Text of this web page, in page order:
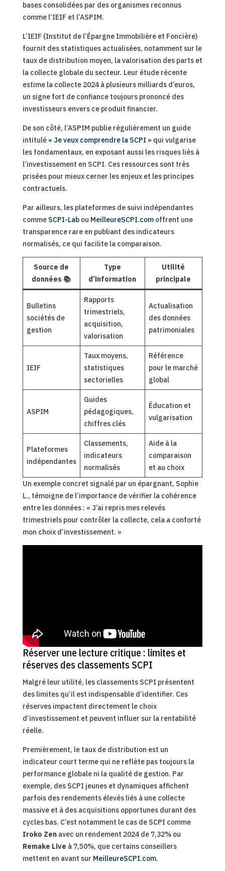
bases consolidées par des organismes reconnus
comme l’IEIF et l’ASPIM.
L’IEIF (Institut de l’Épargne Immobilière et Foncière)
fournit des statistiques actualisées, notamment sur le
taux de distribution moyen, la valorisation des parts et
la collecte globale du secteur. Leur étude récente
estime la collecte 2024 à plusieurs milliards d’euros,
un signe fort de confiance toujours prononcé des
investisseurs envers ce produit financier.
De son côté, l’ASPIM publie régulièrement un guide
intitulé « Je veux comprendre la SCPI » qui vulgarise
les fondamentaux, en exposant aussi les risques liés à
l’investissement en SCPI. Ces ressources sont très
prisées pour mieux cerner les enjeux et les principes
contractuels.
Par ailleurs, les plateformes de suivi indépendantes
comme SCPI-Labou MeilleureSCPI.comoffrent une
transparence rare en publiant des indicateurs
normalisés, ce qui facilite la comparaison.
Source de
données 📚
Type
d’information
Utilité
principale
Bulletins
sociétés de
gestion
Rapports
trimestriels,
acquisition,
valorisation
Actualisation
des données
patrimoniales
IEIF
Taux moyens,
statistiques
sectorielles
Référence
pour le marché
global
ASPIM
Guides
pédagogiques,
chiffres clés
Éducation et
vulgarisation
Plateformes
indépendantes
Classements,
indicateurs
normalisés
Aide à la
comparaison
et au choix
Un exemple concret signalé par un épargnant, Sophie
L., témoigne de l’importance de vérifier la cohérence
entre les données : « J’ai repris mes relevés
trimestriels pour contrôler la collecte, cela a conforté
mon choix d’investissement. »
Réserver une lecture critique : limites et
réserves des classements SCPI
Malgré leur utilité, les classements SCPI présentent
des limites qu’il est indispensable d’identifier. Ces
réserves impactent directement le choix
d’investissement et peuvent influer sur la rentabilité
réelle.
Premièrement, le taux de distribution est un
indicateur court terme qui ne reflète pas toujours la
performance globale ni la qualité de gestion. Par
exemple, des SCPI jeunes et dynamiques affichent
parfois des rendements élevés liés à une collecte
massive et à des acquisitions opportunes durant des
cycles bas. C’est notamment le cas de SCPI comme
Iroko Zenavec un rendement 2024 de 7,32% ou
Remake Live à 7,50%, que certains conseillers
mettent en avant sur MeilleureSCPI.com.